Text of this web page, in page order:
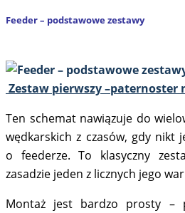
Feeder – podstawowe zestawy
Zestaw pierwszy –paternoster
Ten schemat nawiązuje do
wędkarskich z czasów, gdy nikt
o feederze. To klasyczny
zasadzie jeden z licznych jego
Montaż jest bardzo prosty –